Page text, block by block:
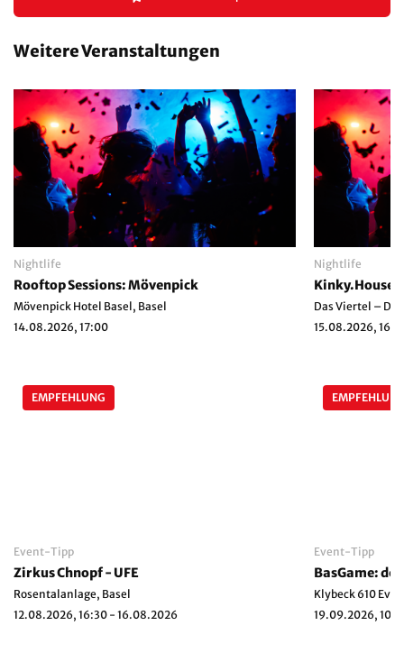
Weitere Veranstaltungen
Nightlife
Rooftop Sessions: Mövenpick
Mövenpick Hotel Basel, Basel
14.08.2026, 17:00
Nightlife
Kinky.House
Das Viertel –
15.08.2026,
EMPFEHLUNG
Event-Tipp
Zirkus Chnopf - UFE
Rosentalanlage, Basel
12.08.2026, 16:30 - 16.08.2026
Event-Tipp
BasGame:
Klybeck 610
19.09.2026,